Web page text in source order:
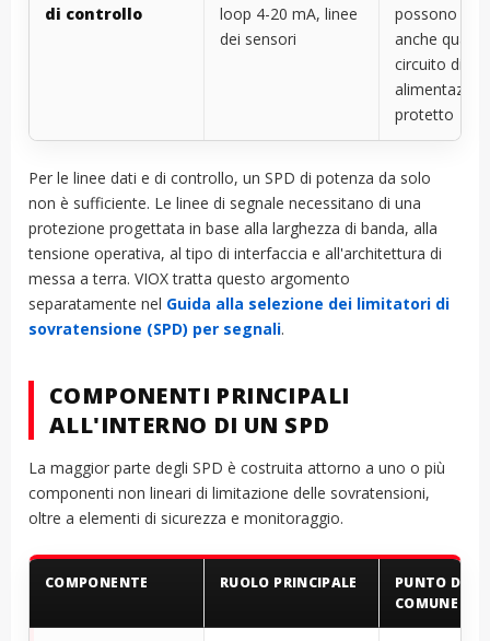
di controllo
loop 4-20 mA, linee
dei sensori
possono
anche
circuito di
protetto
Per le linee dati e di controllo, un SPD di potenza da solo
non è sufficiente. Le linee di segnale necessitano di una
protezione progettata in base alla larghezza di banda, alla
tensione operativa, al tipo di interfaccia e all'architettura di
messa a terra. VIOX tratta questo argomento
separatamente nel Guida alla selezione dei limitatori di
sovratensione (SPD) per segnali.
COMPONENTI PRINCIPALI
ALL'INTERNO DI UN SPD
La maggior parte degli SPD è costruita attorno a uno o più
componenti non lineari di limitazione delle sovratensioni,
oltre a elementi di sicurezza e monitoraggio.
COMPONENTE RUOLO PRINCIPALE
PUNTO DI
COMUNE